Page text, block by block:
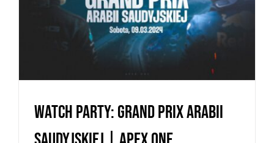
Watch Party: Grand Prix Arabii
Saudyjskiej | Apex One
Bez kategorii
Watch Party: Grand Prix Arabii